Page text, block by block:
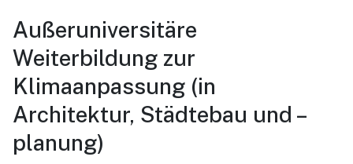
Außeruniversitäre
Weiterbildung zur
Klimaanpassung (in
Architektur, Städtebau und –
planung)